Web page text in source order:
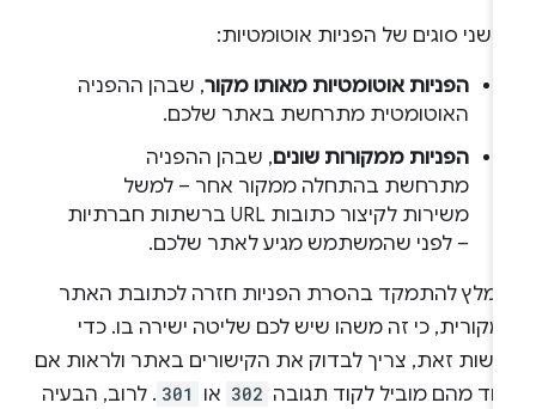
שני סוגים של הפניות אוטומטיות:
הפניות אוטומטיות מאותו מקור, שבהן ההפניה
האוטומטית מתרחשת באתר שלכם.
הפניות ממקורות שונים, שבהן ההפניה
מתרחשת בהתחלה ממקור אחר – למשל
משירות לקיצור כתובות URL ברשתות חברתיות
– לפני שהמשתמש מגיע לאתר שלכם.
להתמקד בהסרת הפניות חזרה לכתובת האתר
כי זה משהו שיש לכם שליטה ישירה בו. כדי
זאת, צריך לבדוק את הקישורים באתר ולראות אם
מהם מוביל לקוד תגובה 302 או 301
. לרוב, הבעיה